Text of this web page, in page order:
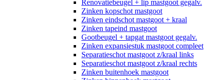
Renovatiebeugel + lip mastgoot gegalv.
Zinken kopschot mastgoot
Zinken eindschot mastgoot + kraal
Zinken tapeind mastgoot
Gootbeugel + tapgat mastgoot gegalv.
Zinken expansiestuk mastgoot compleet
Separatieschot mastgoot z/kraal links
Separatieschot mastgoot z/kraal rechts
Zinken buitenhoek mastgoot